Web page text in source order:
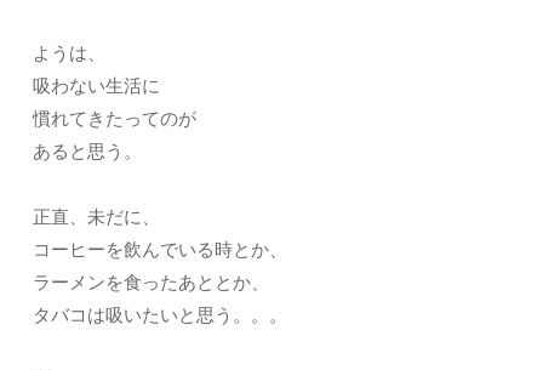
ようは、
吸わない生活に
慣れてきたってのが
あると思う。
正直、未だに、
コーヒーを飲んでいる時とか、
ラーメンを食ったあととか、
タバコは吸いたいと思う。。。